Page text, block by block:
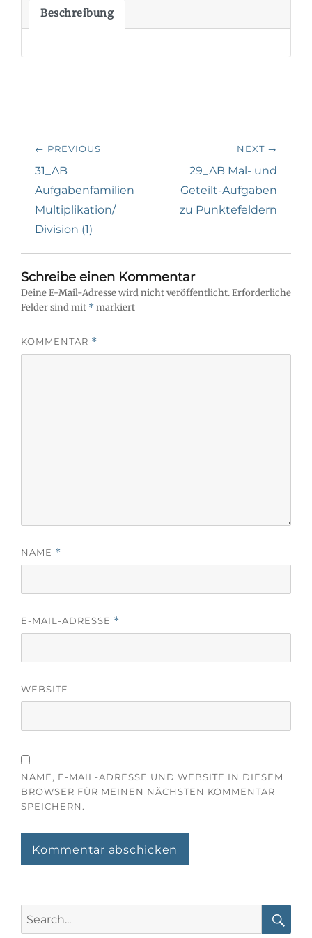
Beschreibung
Beitragsnavigation
← PREVIOUS
Previous
post:
31_AB
Aufgabenfamilien
Multiplikation/
Division (1)
NEXT →
Next
post:
29_AB Mal- und
Geteilt-Aufgaben
zu Punktefeldern
Schreibe einen Kommentar
Deine E-Mail-Adresse wird nicht veröffentlicht.Erforderliche
Felder sind mit *markiert
KOMMENTAR *
NAME *
E-MAIL-ADRESSE *
WEBSITE
NAME, E-MAIL-ADRESSE UND WEBSITE IN DIESEM
BROWSER FÜR MEINEN NÄCHSTEN KOMMENTAR
SPEICHERN.
for: